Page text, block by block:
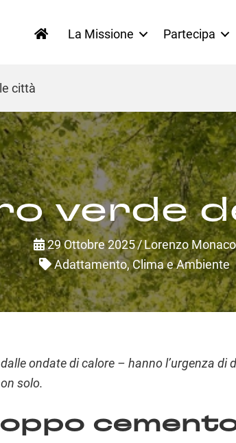
La Missione Partecipa
città
verde
29 Ottobre 2025/Lorenzo Monaco
Adattamento,Clima e Ambiente
ondate di calore – hanno l’urgenza
solo.